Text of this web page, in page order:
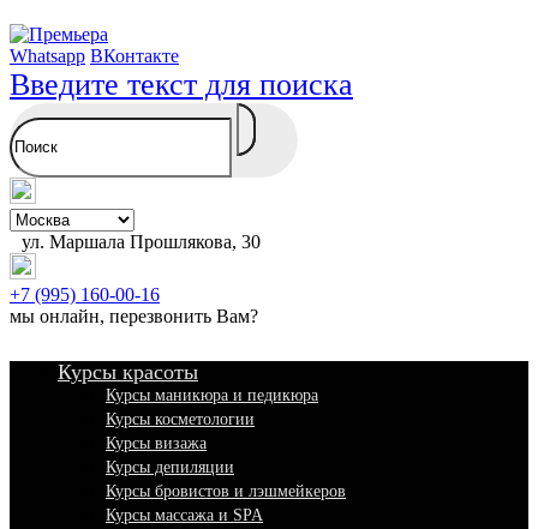
Whatsapp ВКонтакте
Введите текст для поиска
ул. Маршала Прошлякова, 30
+7 (995) 160-00-16
мы онлайн, перезвонить Вам?
Курсы красоты
Курсы маникюра и педикюра
Курсы косметологии
Курсы визажа
Курсы депиляции
Курсы бровистов и лэшмейкеров
Курсы массажа и SPA